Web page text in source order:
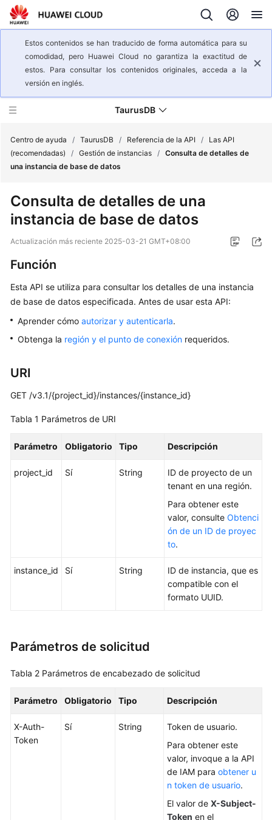
Estos contenidos se han traducido de forma automática para su
comodidad, pero Huawei Cloud no garantiza la exactitud de
estos. Para consultar los contenidos originales, acceda a la
versión en inglés.
TaurusDB
del
servicio
Pasos
iniciales
Guía
del
Referencia
la
de
de
API
de
del
Centro de ayuda / TaurusDB / Referencia de la API /
Las API
(recomendadas)
/ Gestión de instancias / Consulta de detalles de
una instancia de base de datos
Consulta de detalles de una
instancia de base de datos
Actualización más reciente 2025-03-21 GMT+08:00
Función
Esta API se utiliza para consultar los detalles de una instancia
de base de datos especificada. Antes de usar esta API:
Aprender cómo autorizar y autenticarla.
Obtenga la región y el punto de conexión requeridos.
URI
GET /v3.1/{project_id}/instances/{instance_id}
Tabla 1 Parámetros de URI
Parámetro Obligatorio Tipo Descripción
project_id Sí String
ID de proyecto de un
tenant en una región.
Para obtener este
valor, consulte Obtenci
ón de un ID de proyec
to.
instance_id Sí String
ID de instancia, que es
compatible con el
formato UUID.
Parámetros de solicitud
Tabla 2 Parámetros de encabezado de solicitud
Parámetro Obligatorio Tipo Descripción
X-Auth-
Token
Sí String
Token de usuario.
Para obtener este
valor, invoque a la API
de IAM para obtener u
n token de usuario.
El valor de X-Subject-
Token en el